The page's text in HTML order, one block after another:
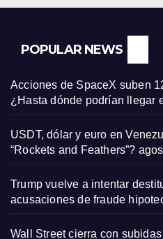
POPULAR NEWS
Acciones de SpaceX suben
¿Hasta dónde podrían llegar
USDT, dólar y euro en
“Rockets and Feathers”?
Trump vuelve a intentar
acusaciones de fraude
Wall Street cierra con